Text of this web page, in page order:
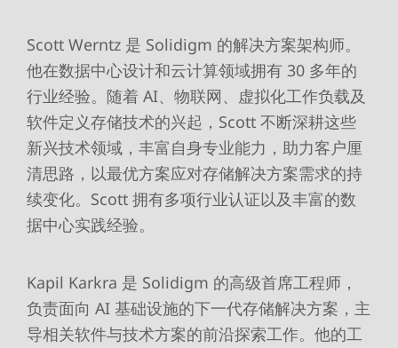
Scott Werntz 是 Solidigm 的解决方案架构师。
他在数据中心设计和云计算领域拥有 30 多年的
行业经验。随着 AI、物联网、虚拟化工作负载及
软件定义存储技术的兴起，Scott 不断深耕这些
新兴技术领域，丰富自身专业能力，助力客户厘
清思路，以最优方案应对存储解决方案需求的持
续变化。Scott 拥有多项行业认证以及丰富的数
据中心实践经验。
Kapil Karkra 是 Solidigm 的高级首席工程师，
负责面向 AI 基础设施的下一代存储解决方案，主
导相关软件与技术方案的前沿探索工作。他的工